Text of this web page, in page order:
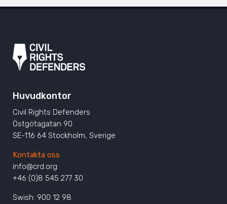
Huvudkontor
Civil Rights Defenders
Östgötagatan 90
SE-116 64 Stockholm, Sverige
Kontakta oss
info@crd.org
+46 (0)8 545 277 30
Swish: 900 12 98